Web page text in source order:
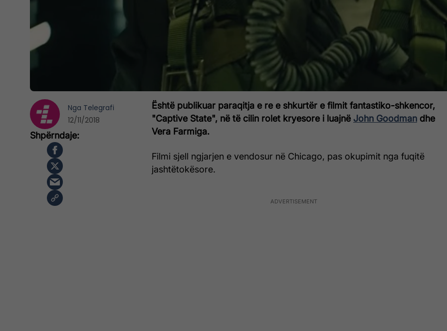
Është publikuar paraqitja e re e shkurtër e filmit fantastiko-shkencor,
"Captive State", në të cilin rolet kryesore i luajnë John Goodman dhe
Vera Farmiga.
Filmi sjell ngjarjen e vendosur në Chicago, pas okupimit nga fuqitë
jashtëtokësore.
Nga Telegrafi
12/11/2018